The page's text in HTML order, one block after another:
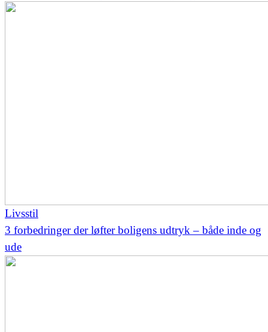
Livsstil
3 forbedringer der løfter boligens udtryk – både inde og
ude